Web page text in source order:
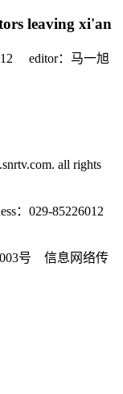
leaving xi'an
editor：马一旭
all rights
：029-85226012
003号 信息网络传